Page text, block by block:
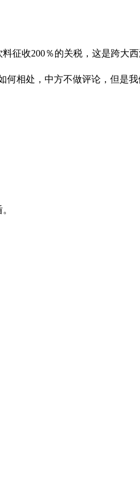
征收200％的关税，这是跨大西
相处，中方不做评论，但是